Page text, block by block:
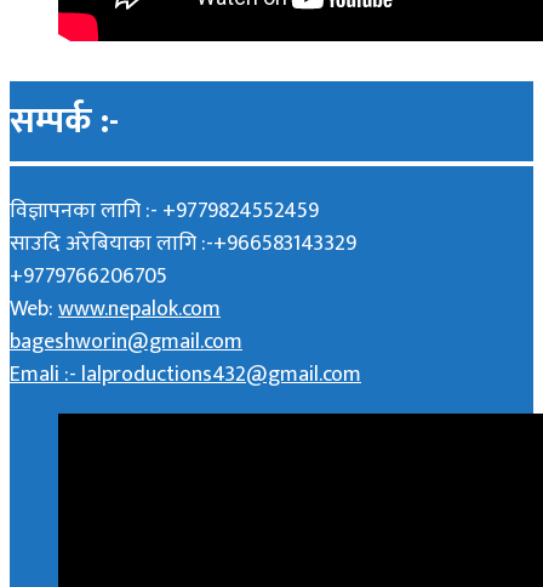
सम्पर्क :-
विज्ञापनका लागि :- +9779824552459
साउदि अरेबियाका लागि :-+966583143329
+9779766206705
Web:www.nepalok.com
bageshworin@gmail.com
Emali :- lalproductions432@gmail.com